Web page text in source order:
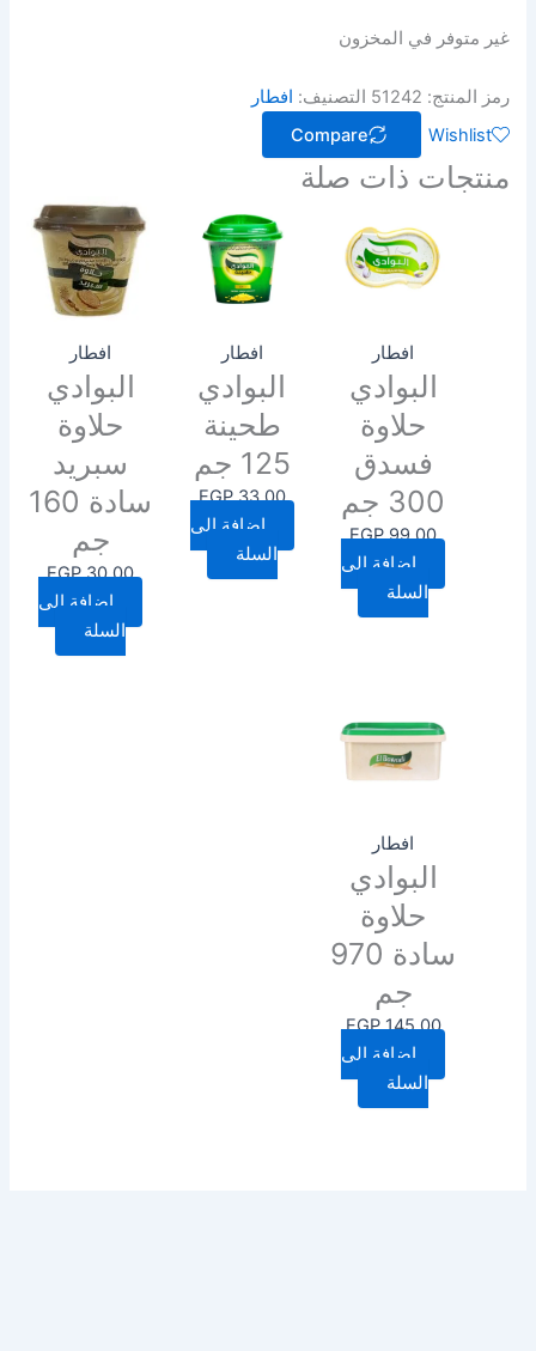
غير متوفر في المخزون
رمز المنتج: 51242 التصنيف: افطار
Wishlist
Compare
منتجات ذات صلة
افطار
البوادي
حلاوة
فسدق
300 جم
EGP99.00
إضافة إلى
السلة
افطار
البوادي
طحينة
125 جم
EGP33.00
إضافة إلى
السلة
افطار
البوادي
حلاوة
سبريد
سادة 160
جم
EGP30.00
إضافة إلى
السلة
افطار
البوادي
حلاوة
سادة 970
جم
EGP145.00
إضافة إلى
السلة